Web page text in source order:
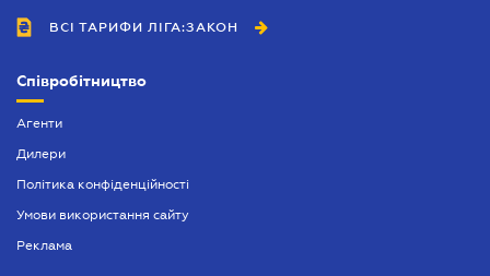
ВСІ ТАРИФИ ЛІГА:ЗАКОН
Співробітництво
Агенти
Дилери
Політика конфіденційності
Умови використання сайту
Реклама